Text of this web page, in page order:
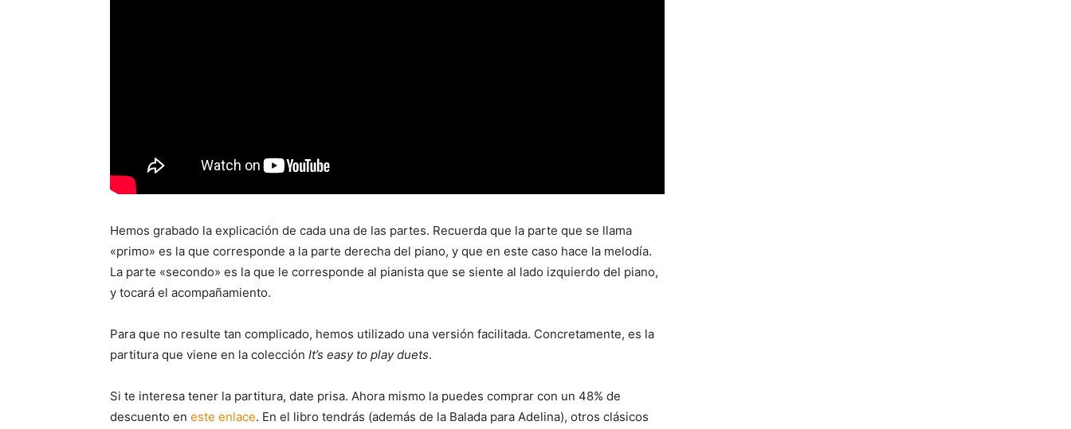
Hemos grabado la explicación de cada una de las partes. Recuerda que la parte que se llama
«primo» es la que corresponde a la parte derecha del piano, y que en este caso hace la melodía.
La parte «secondo» es la que le corresponde al pianista que se siente al lado izquierdo del piano,
y tocará el acompañamiento.
Para que no resulte tan complicado, hemos utilizado una versión facilitada. Concretamente, es la
partitura que viene en la colección It’s easy to play duets.
Si te interesa tener la partitura, date prisa. Ahora mismo la puedes comprar con un 48% de
descuento en este enlace. En el libro tendrás (además de la Balada para Adelina), otros clásicos